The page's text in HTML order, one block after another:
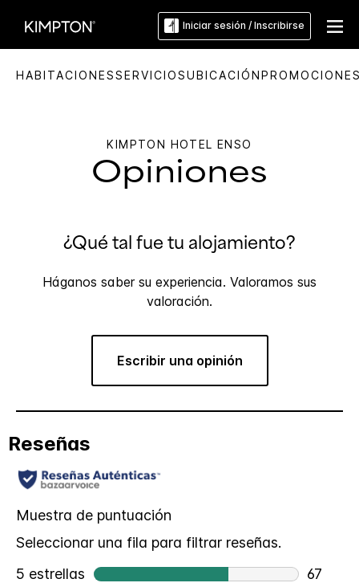
Iniciar sesión / Inscribirse
HABITACIONESSERVICIOSUBICACIÓN
KIMPTON HOTEL ENSO
Opiniones
¿Qué tal fue tu alojamiento?
Háganos saber su experiencia. Valoramos sus
valoración.
Escribir una opinión